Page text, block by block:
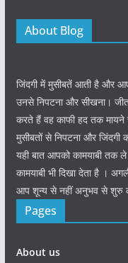
About Blog
जिंदगी में मुसीबतें आती है और
उनसे निपटना और सीखना।
करते हैं वह काफी हद तक मायने
मुसीबतों से निपटना और
यही बात आपको कामयाबी तक ले
कामयाबी भी दिखा देता है ।
आप शून्य से नहीं अनुभव से शुरु
Pages
About us